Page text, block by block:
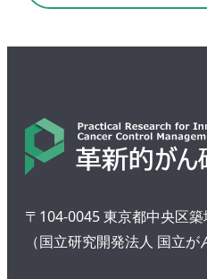
〒104-0045 東京都中央区築
（国立研究開発法人 国立が